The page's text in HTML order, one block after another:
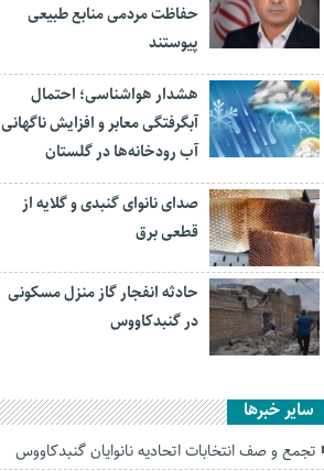
حفاظت مردمی منابع طبیعی
پیوستند
هشدار هواشناسی؛ احتمال
آبگرفتگی معابر و افزایش ناگهانی
آب رودخانه‌ها در گلستان
صدای نانوای گنبدی و گلایه از
قطعی برق
حادثه انفجار گاز منزل مسکونی
در گنبدکاووس
سایر خبرها
تجمع و صف انتخابات اتحادیه نانوایان گنبدکاووس